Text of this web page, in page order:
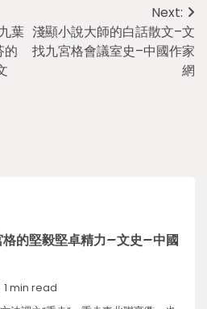
葉
的
Next:
淺顯小說大師的白話散文–文
找九宮格會議室史–中國作家
網
的堅毅堅卓精力–文史–中國
1 min read